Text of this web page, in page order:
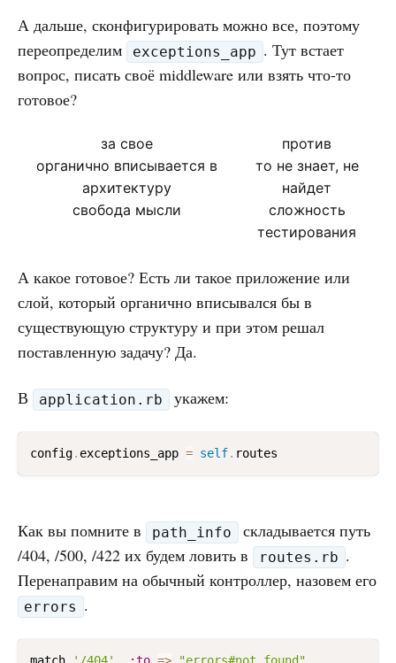
А дальше, сконфигурировать можно все, поэтому
переопределим
exceptions_app . Тут встает
вопрос, писать своё middleware или взять что-то
готовое?
за свое
против
органично вписывается в
архитектуру
то не знает, не
найдет
свобода мысли
сложность
тестирования
А какое готовое? Есть ли такое приложение или
слой, который органично вписывался бы в
существующую структуру и при этом решал
поставленную задачу? Да.
В application.rb укажем:
config. exceptions_app = self.
Как вы помните в path_info
складывается путь
/404, /500, /422 их будем ловить в
routes.rb .
Перенаправим на обычный контроллер, назовем его
errors .
match '/404' :to => "errors#not_found"